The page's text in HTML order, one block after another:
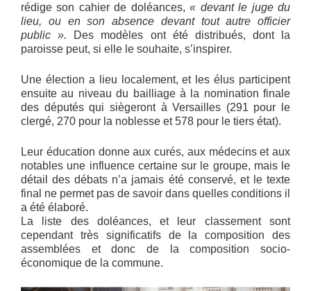
rédige son cahier de doléances,« devant le juge du
lieu, ou en son absence devant tout autre officier
public ».
Des modèles ont été distribués, dont la
paroisse peut, si elle le souhaite, s’inspirer.
Une élection a lieu localement, et les élus participent
ensuite au niveau du bailliage à la nomination finale
des députés qui siègeront à Versailles (291 pour le
clergé, 270 pour la noblesse et 578 pour le tiers état).
Leur éducation donne aux curés, aux médecins et aux
notables une influence certaine sur le groupe, mais le
détail des débats n’a jamais été conservé, et le texte
final ne permet pas de savoir dans quelles conditions il
a été élaboré.
La liste des doléances, et leur classement sont
cependant très significatifs de la composition des
assemblées et donc de la composition socio-
économique de la commune.